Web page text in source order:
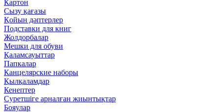
Картон
Сызу қағазы
Қойын дәптерлер
Подставки для книг
Жолдорбалар
Мешки для обуви
Қаламсауыттар
Папкалар
Канцелярские наборы
Қылқаламдар
Кенептер
Суретшіге арналған жиынтықтар
Бояулар